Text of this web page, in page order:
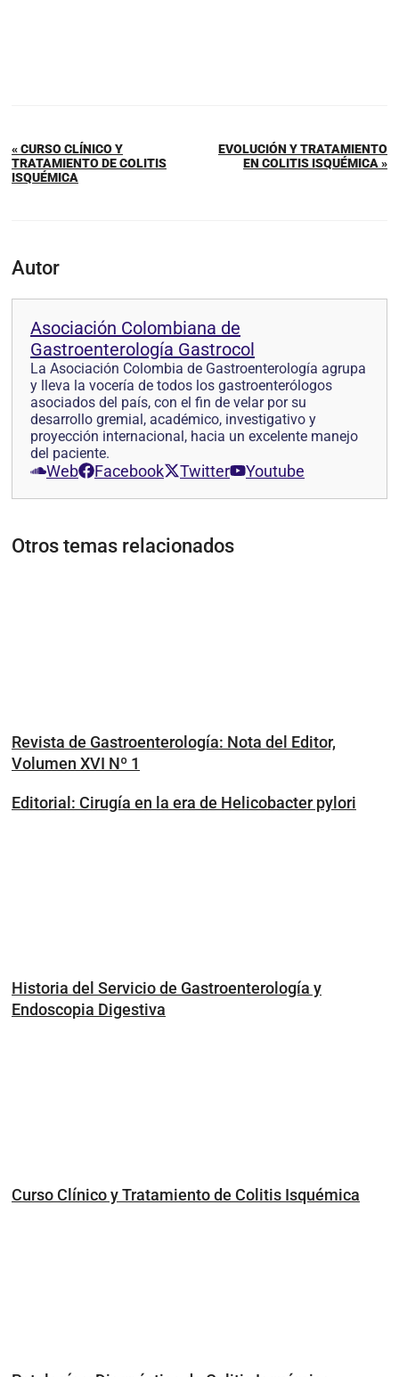
« CURSO CLÍNICO Y
TRATAMIENTO DE COLITIS
ISQUÉMICA
EVOLUCIÓN Y TRATAMIENTO
EN COLITIS ISQUÉMICA »
Autor
Asociación Colombiana de
Gastroenterología Gastrocol
La Asociación Colombia de Gastroenterología agrupa
y lleva la vocería de todos los gastroenterólogos
asociados del país, con el fin de velar por su
desarrollo gremial, académico, investigativo y
proyección internacional, hacia un excelente manejo
del paciente.
Web Facebook Twitter Youtube
Otros temas relacionados
Revista de Gastroenterología: Nota del Editor,
Volumen XVI Nº 1
Editorial: Cirugía en la era de Helicobacter pylori
Historia del Servicio de Gastroenterología y
Endoscopia Digestiva
Curso Clínico y Tratamiento de Colitis Isquémica